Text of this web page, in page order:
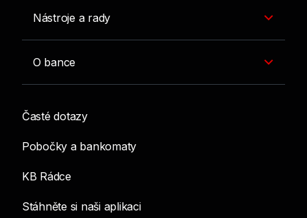
Nástroje a rady
O bance
Časté dotazy
Pobočky a bankomaty
KB Rádce
Stáhněte si naši aplikaci